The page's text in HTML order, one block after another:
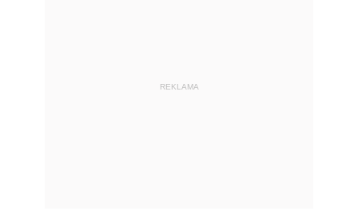
REKLAMA